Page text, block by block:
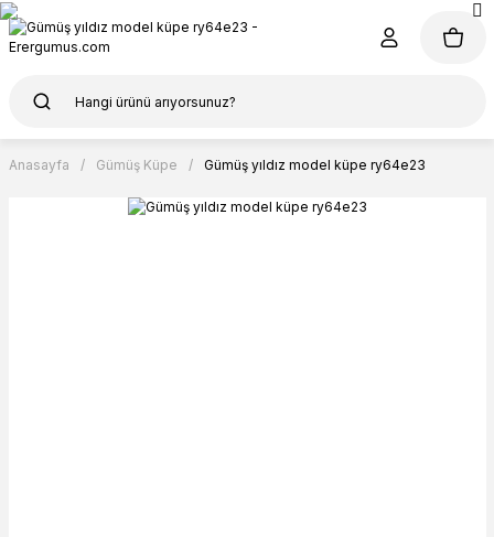
Anasayfa Gümüş Küpe Gümüş yıldız model küpe ry64e23